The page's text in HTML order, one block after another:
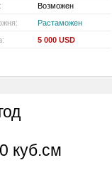
Возможен
Растаможен
5 000 USD
куб.см